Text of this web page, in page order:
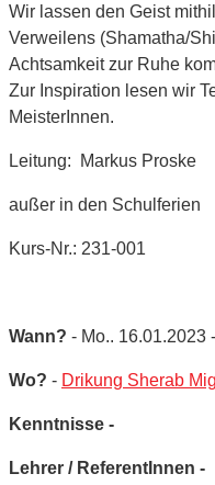
Wir lassen den Geist
Verweilens (Shamatha/
Achtsamkeit zur Ruhe
Zur Inspiration lesen wir
MeisterInnen.
Leitung: Markus Proske
außer in den Schulferien
Kurs-Nr.: 231-001
Wann? - Mo.. 16.01.2023
Wo? - Drikung Sherab
Kenntnisse -
Lehrer / ReferentInnen -